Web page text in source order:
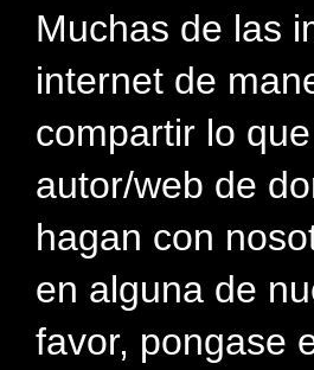
Muchas de las
internet de
compartir lo
autor/web de
hagan con
en alguna de
favor, pongase